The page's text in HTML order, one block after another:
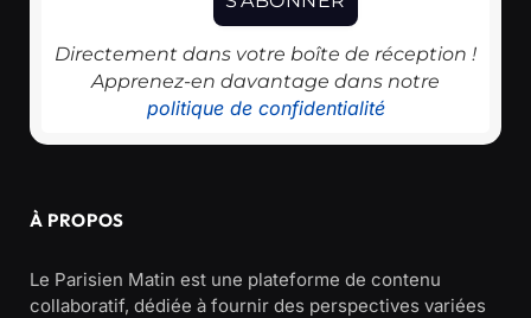
Directement dans votre boîte de réception !
Apprenez-en davantage dans notre
politique de confidentialité
À PROPOS
Le Parisien Matin est une plateforme de contenu
collaboratif, dédiée à fournir des perspectives variées